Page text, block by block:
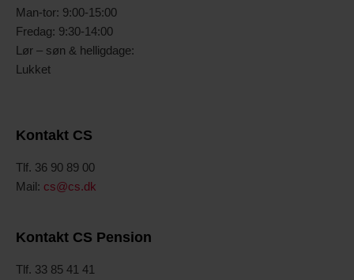
Man-tor: 9:00-15:00
Fredag: 9:30-14:00
Lør – søn & helligdage:
Lukket
Kontakt CS
Tlf. 36 90 89 00
Mail: cs@cs.dk
Kontakt CS Pension
Tlf. 33 85 41 41